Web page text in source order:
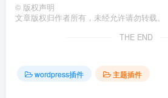
© 版权声明
文章版权归作者所有，未经允许请勿转载。
THE END
wordpress插件 主题插件